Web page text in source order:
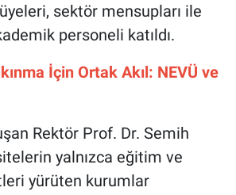
sektör mensupları ile
personeli katıldı.
İçin Ortak Akıl: NEVÜ ve
Rektör Prof. Dr. Semih
yalnızca eğitim ve
yürüten kurumlar